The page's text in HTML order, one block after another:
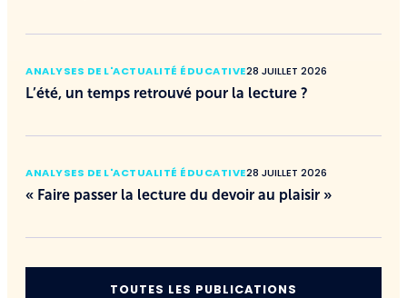
ANALYSES DE L'ACTUALITÉ ÉDUCATIVE28 JUILLET 2026
L’été, un temps retrouvé pour la lecture ?
ANALYSES DE L'ACTUALITÉ ÉDUCATIVE28 JUILLET 2026
« Faire passer la lecture du devoir au plaisir »
TOUTES LES PUBLICATIONS